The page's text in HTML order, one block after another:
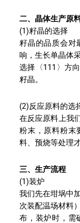
二、晶体生产原
(1)籽晶的选择
籽晶的品质会对
响，生长单晶体
选择〈111〉方
籽晶。
(2)反应原料的选
在反应原料上我
粉末，原料粉末
料、预烧等处理
三、生产流程
(1)装炉
我们先在坩埚中
次装配温场材料
布，装炉时，需